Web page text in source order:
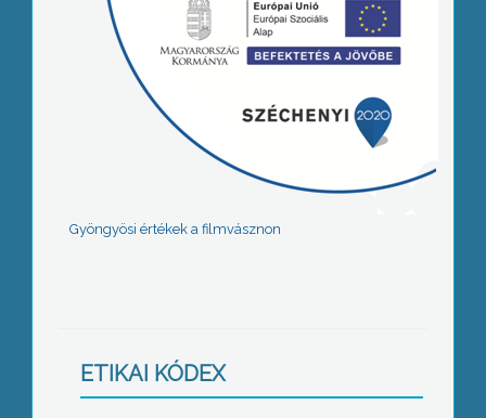
Gyöngyösi értékek a filmvásznon
ETIKAI KÓDEX